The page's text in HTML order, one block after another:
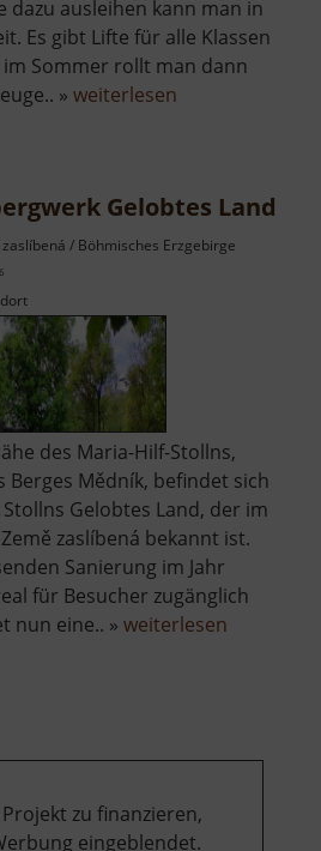
dazu ausleihen kann man in
Es gibt Lifte für alle Klassen
Sommer rollt man dann
» weiterlesen
Gelobtes Land
/ Böhmisches Erzgebirge
des Maria-Hilf-Stollns,
Berges Mědník, befindet sich
Gelobtes Land, der im
zaslíbená bekannt ist.
Sanierung im Jahr
für Besucher zugänglich
nun eine.. » weiterlesen
zu finanzieren,
eingeblendet.